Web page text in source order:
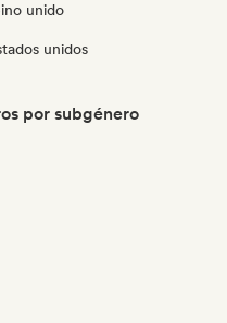
unido
unidos
por subgénero